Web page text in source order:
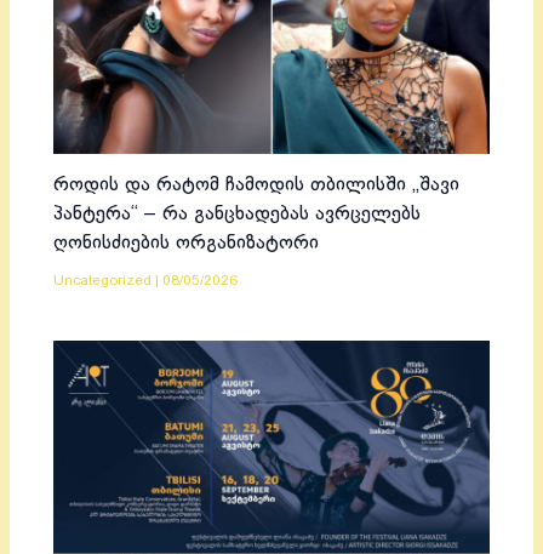
როდის და რატომ ჩამოდის თბილისში „შავი
პანტერა“ – რა განცხადებას ავრცელებს
ღონისძიების ორგანიზატორი
Uncategorized 08/05/2026